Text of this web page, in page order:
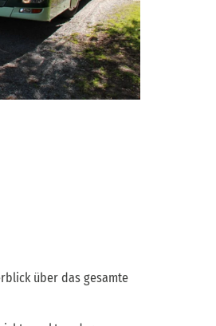
über das gesamte